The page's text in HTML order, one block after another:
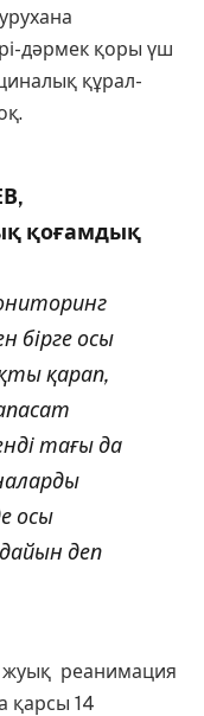
дәрмек қоры үш
құрал-
қоғамдық
бірге осы
қарап,
тағы да
осы
деп
жуық реанимация
қарсы 14